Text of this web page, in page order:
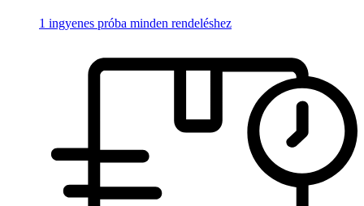
1 ingyenes próba minden rendeléshez